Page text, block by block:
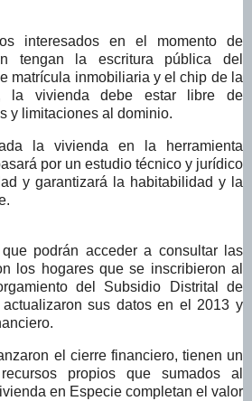
interesados en el momento de
tengan la escritura pública del
matrícula inmobiliaria y el chip de la
la vivienda debe estar libre de
y limitaciones al dominio.
la vivienda en la herramienta
por un estudio técnico y jurídico
y garantizará la habitabilidad y la
podrán acceder a consultar las
los hogares que se inscribieron al
del Subsidio Distrital de
sus datos en el 2013 y
el cierre financiero, tienen un
propios que sumados al
en Especie completan el valor